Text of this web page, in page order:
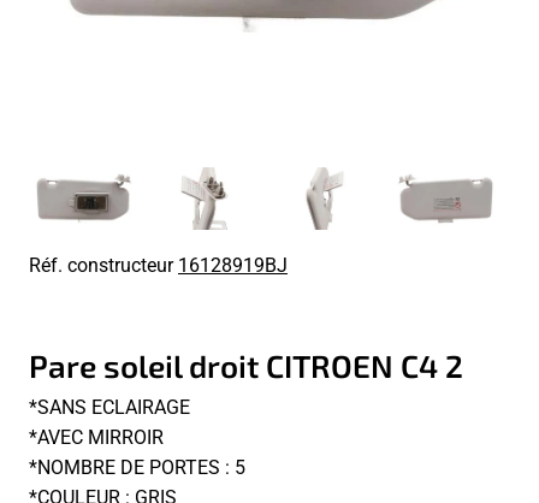
Réf. constructeur16128919BJ
Pare soleil droit CITROEN C4 2
*SANS ECLAIRAGE
*AVEC MIRROIR
*NOMBRE DE PORTES : 5
*COULEUR : GRIS